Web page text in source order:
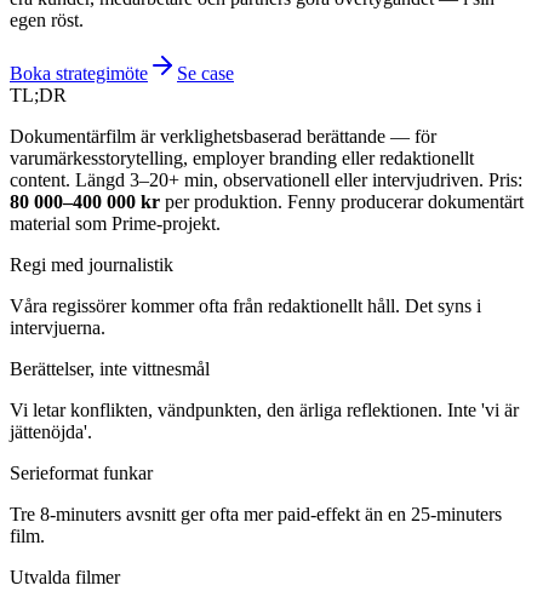
egen röst.
Boka strategimöte
Se case
TL;DR
Dokumentärfilm är verklighetsbaserad berättande — för
varumärkesstorytelling, employer branding eller redaktionellt
content. Längd 3–20+ min, observationell eller intervjudriven. Pris:
80 000–400 000 kr per produktion. Fenny producerar dokumentärt
material som Prime-projekt.
Regi med journalistik
Våra regissörer kommer ofta från redaktionellt håll. Det syns i
intervjuerna.
Berättelser, inte vittnesmål
Vi letar konflikten, vändpunkten, den ärliga reflektionen. Inte 'vi är
jättenöjda'.
Serieformat funkar
Tre 8-minuters avsnitt ger ofta mer paid-effekt än en 25-minuters
film.
Utvalda filmer